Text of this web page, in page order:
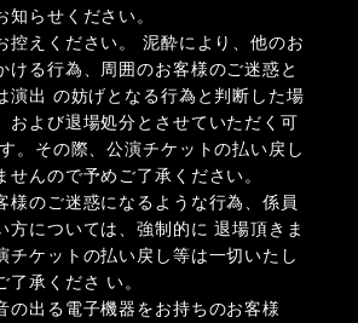
知らせください。
控えください。 泥酔により、他のお
ける行為、周囲のお客様のご迷惑と
演出 の妨げとなる行為と判断した場
および退場処分とさせていただく可
。その際、公演チケットの払い戻し
せんので予めご了承ください。
様のご迷惑になるような行為、係員
方については、強制的に 退場頂きま
チケットの払い戻し等は一切いたし
了承くださ い。
の出る電子機器をお持ちのお客様